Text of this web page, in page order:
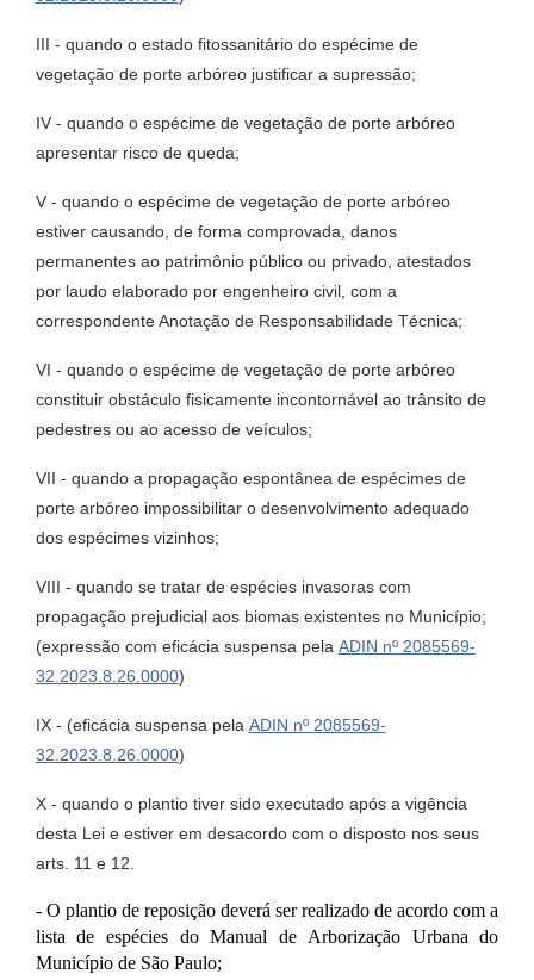
III - quando o estado fitossanitário do espécime de
vegetação de porte arbóreo justificar a supressão;
IV - quando o espécime de vegetação de porte arbóreo
apresentar risco de queda;
V - quando o espécime de vegetação de porte arbóreo
estiver causando, de forma comprovada, danos
permanentes ao patrimônio público ou privado, atestados
por laudo elaborado por engenheiro civil, com a
correspondente Anotação de Responsabilidade Técnica;
VI - quando o espécime de vegetação de porte arbóreo
constituir obstáculo fisicamente incontornável ao trânsito de
pedestres ou ao acesso de veículos;
VII - quando a propagação espontânea de espécimes de
porte arbóreo impossibilitar o desenvolvimento adequado
dos espécimes vizinhos;
VIII - quando se tratar de espécies invasoras com
propagação prejudicial aos biomas existentes no Município;
(expressão com eficácia suspensa pela ADIN nº 2085569-
32.2023.8.26.0000)
IX - (eficácia suspensa pela ADIN nº 2085569-
32.2023.8.26.0000)
X - quando o plantio tiver sido executado após a vigência
desta Lei e estiver em desacordo com o disposto nos seus
arts. 11 e 12.
- O plantio de reposição deverá ser realizado de acordo com a
lista de espécies do Manual de Arborização Urbana do
Município de São Paulo;